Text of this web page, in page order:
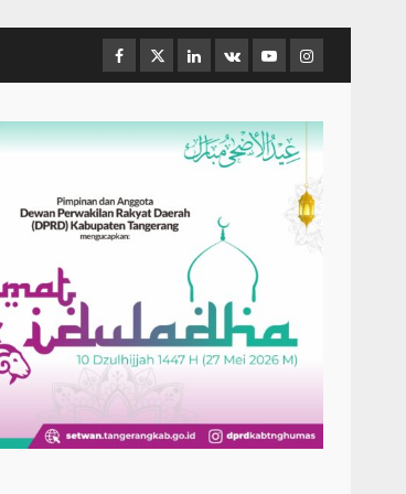
Facebook
TwitterLinkedin
VK YoutubeInstagram